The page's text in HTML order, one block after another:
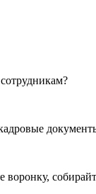
воронку,